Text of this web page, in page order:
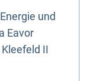
und
Eavor
II